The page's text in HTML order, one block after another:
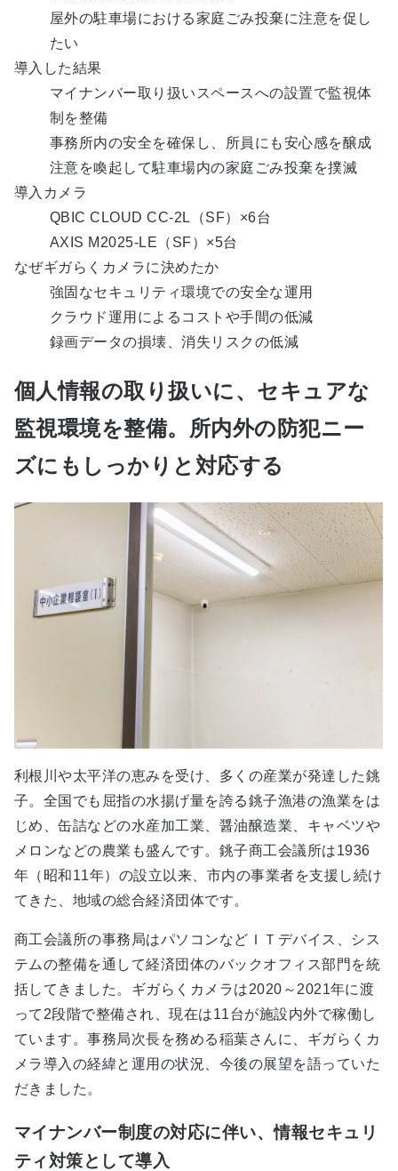
屋外の駐車場における家庭ごみ投棄に注意を促し
たい
導入した結果
マイナンバー取り扱いスペースへの設置で監視体
制を整備
事務所内の安全を確保し、所員にも安心感を醸成
注意を喚起して駐車場内の家庭ごみ投棄を撲滅
導入カメラ
QBIC CLOUD CC-2L（SF）×6台
AXIS M2025-LE（SF）×5台
なぜギガらくカメラに決めたか
強固なセキュリティ環境での安全な運用
クラウド運用によるコストや手間の低減
録画データの損壊、消失リスクの低減
個人情報の取り扱いに、セキュアな
監視環境を整備。所内外の防犯ニー
ズにもしっかりと対応する
利根川や太平洋の恵みを受け、多くの産業が発達した銚
子。全国でも屈指の水揚げ量を誇る銚子漁港の漁業をは
じめ、缶詰などの水産加工業、醤油醸造業、キャベツや
メロンなどの農業も盛んです。銚子商工会議所は1936
年（昭和11年）の設立以来、市内の事業者を支援し続け
てきた、地域の総合経済団体です。
商工会議所の事務局はパソコンなどＩＴデバイス、シス
テムの整備を通して経済団体のバックオフィス部門を統
括してきました。ギガらくカメラは2020～2021年に渡
って2段階で整備され、現在は11台が施設内外で稼働し
ています。事務局次長を務める稲葉さんに、ギガらくカ
メラ導入の経緯と運用の状況、今後の展望を語っていた
だきました。
マイナンバー制度の対応に伴い、情報セキュリ
ティ対策として導入